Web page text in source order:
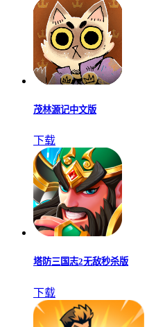
茂林源记中文版
下载
塔防三国志2无敌秒杀版
下载